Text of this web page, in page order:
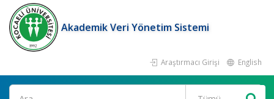
Akademik Veri Yönetim Sistemi
Araştırmacı Girişi English
Ara